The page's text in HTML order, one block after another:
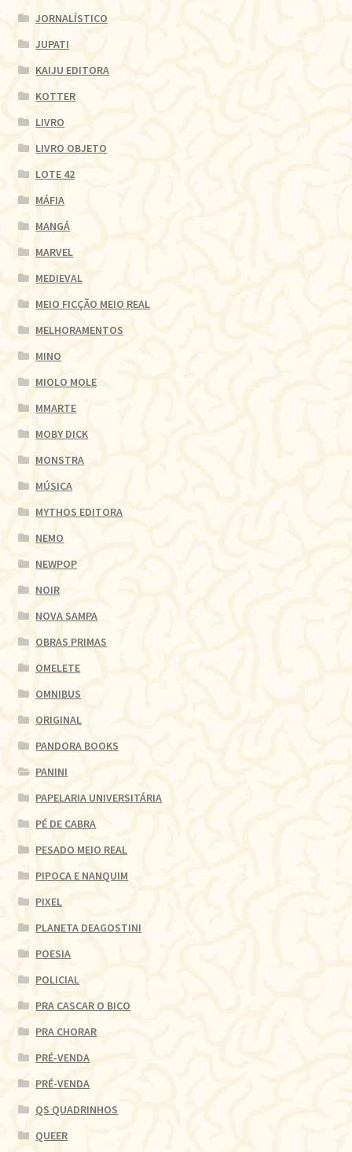
JORNALÍSTICO
JUPATI
KAIJU EDITORA
KOTTER
LIVRO
LIVRO OBJETO
LOTE 42
MÁFIA
MANGÁ
MARVEL
MEDIEVAL
MEIO FICÇÃO MEIO REAL
MELHORAMENTOS
MINO
MIOLO MOLE
MMARTE
MOBY DICK
MONSTRA
MÚSICA
MYTHOS EDITORA
NEMO
NEWPOP
NOIR
NOVA SAMPA
OBRAS PRIMAS
OMELETE
OMNIBUS
ORIGINAL
PANDORA BOOKS
PANINI
PAPELARIA UNIVERSITÁRIA
PÉ DE CABRA
PESADO MEIO REAL
PIPOCA E NANQUIM
PIXEL
PLANETA DEAGOSTINI
POESIA
POLICIAL
PRA CASCAR O BICO
PRA CHORAR
PRÉ-VENDA
PRÉ-VENDA
QS QUADRINHOS
QUEER